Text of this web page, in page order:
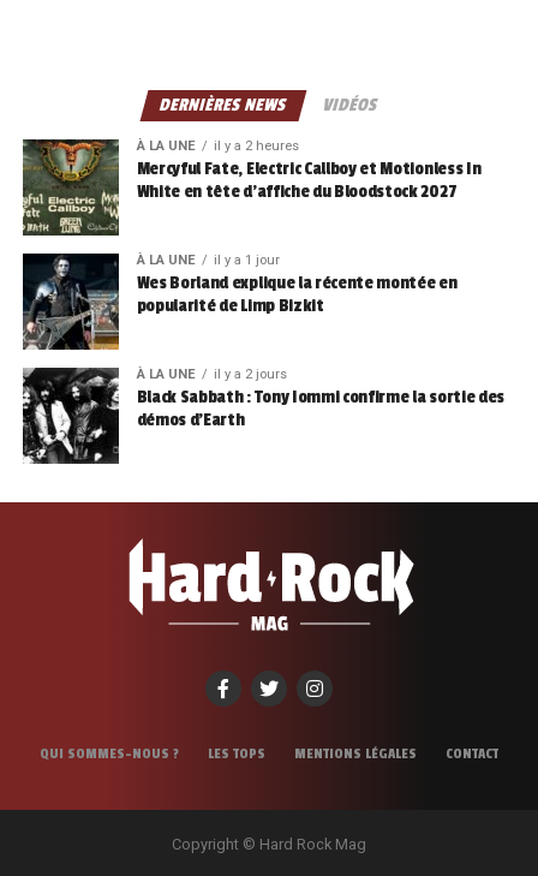
DERNIÈRES NEWS VIDÉOS
À LA UNE il y a 2 heures
Mercyful Fate, Electric Callboy et Motionless In
White en tête d’affiche du Bloodstock 2027
À LA UNE il y a 1 jour
Wes Borland explique la récente montée en
popularité de Limp Bizkit
À LA UNE il y a 2 jours
Black Sabbath : Tony Iommi confirme la sortie des
démos d’Earth
QUI SOMMES-NOUS ? LES TOPS MENTIONS LÉGALES CONTACT
Copyright © Hard Rock Mag